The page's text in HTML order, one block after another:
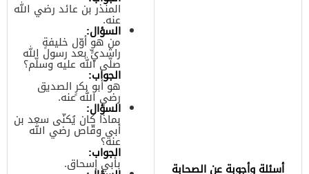
أسئلة وأجوبة عن الصحابة
المنذر بن عائد رضي الله
عنه.
السؤال:
من هو أوّل خليفةٍ
راشديٍّ بعد رسول الله
صلّى الله عليه وسلّم؟
الجواب:
هو أبو بكرٍ الصديق
رضي الله عنه.
السؤال:
بماذا كان يُكنّى سعد بن
أبي وقّاص رضي الله
عنه؟
الجواب:
بأبي إسحاق.